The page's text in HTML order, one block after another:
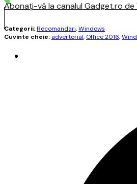
Abonați-vă la canalul Gadget.ro
Categorii:Recomandari,Windows
Cuvinte cheie: advertorial, Office 2016,